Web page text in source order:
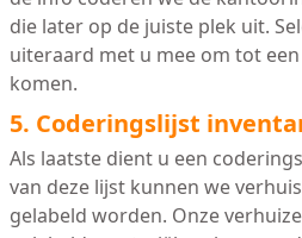
die later op de juiste plek uit.
uiteraard met u mee om tot
komen.
5. Coderingslijst
Als laatste dient u een
van deze lijst kunnen we
gelabeld worden. Onze